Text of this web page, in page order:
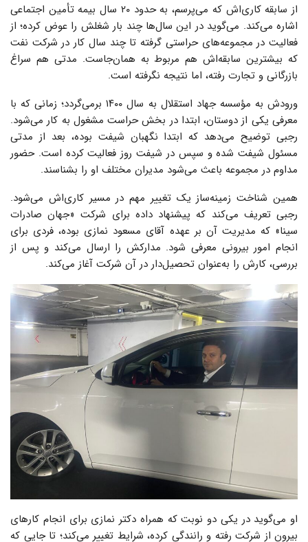
از سابقه کاری‌اش که می‌پرسم، به حدود ۲۰ سال بیمه تأمین اجتماعی
اشاره می‌کند. می‌گوید در این سال‌ها چند بار شغلش را عوض کرده؛ از
فعالیت در مجموعه‌های حراستی گرفته تا چند سال کار در شرکت نفت
که بیشترین سابقه‌اش هم مربوط به همان‌جاست. مدتی هم سراغ
بازرگانی و تجارت رفته، اما نتیجه نگرفته است.
ورودش به مؤسسه جهاد استقلال به سال ۱۴۰۰ برمی‌گردد؛ زمانی که با
معرفی یکی از دوستان، ابتدا در بخش حراست مشغول به کار می‌شود.
رجبی توضیح می‌دهد که ابتدا نگهبان شیفت بوده، بعد از مدتی
مسئول شیفت شده و سپس در شیفت روز فعالیت کرده است. حضور
مداوم در مجموعه باعث می‌شود مدیران مختلف او را بشناسند.
همین شناخت زمینه‌ساز یک تغییر مهم در مسیر کاری‌اش می‌شود.
رجبی تعریف می‌کند که پیشنهاد داده برای شرکت «جهان صادرات
سینا» که مدیریت آن بر عهده آقای مسعود نمازی بوده، فردی برای
انجام امور بیرونی معرفی شود. مدارکش را ارسال می‌کند و پس از
بررسی، کارش را به‌عنوان تحصیل‌دار در آن شرکت آغاز می‌کند.
او می‌گوید در یکی دو نوبت که همراه دکتر نمازی برای انجام کارهای
بیرون از شرکت رفته و رانندگی کرده، شرایط تغییر می‌کند؛ تا جایی که